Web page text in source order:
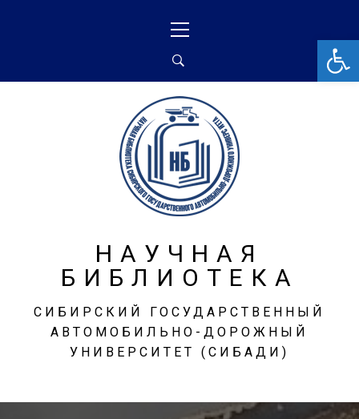
НАУЧНАЯ
БИБЛИОТЕКА
СИБИРСКИЙ ГОСУДАРСТВЕННЫЙ
АВТОМОБИЛЬНО-ДОРОЖНЫЙ
УНИВЕРСИТЕТ (СИБАДИ)